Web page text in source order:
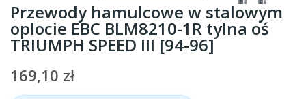
Przewody hamulcowe w stalowym
oplocie EBC BLM8210-1R tylna oś
TRIUMPH SPEED III [94-96]
169,10 zł